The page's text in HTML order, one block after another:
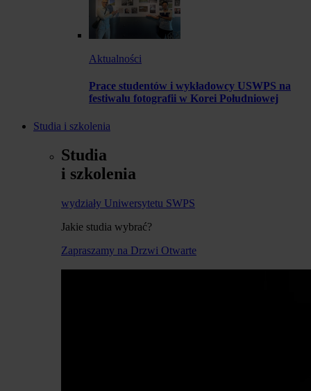
Aktualności
Prace studentów i wykładowcy USWPS na
festiwalu fotografii w Korei Południowej
Studia i szkolenia
Studia
i szkolenia
wydziały Uniwersytetu SWPS
Jakie studia wybrać?
Zapraszamy na Drzwi Otwarte